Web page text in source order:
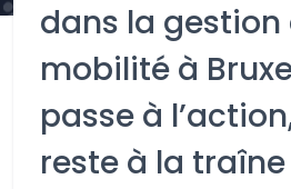
dans la gestion
mobilité à
passe à
reste à la traîne